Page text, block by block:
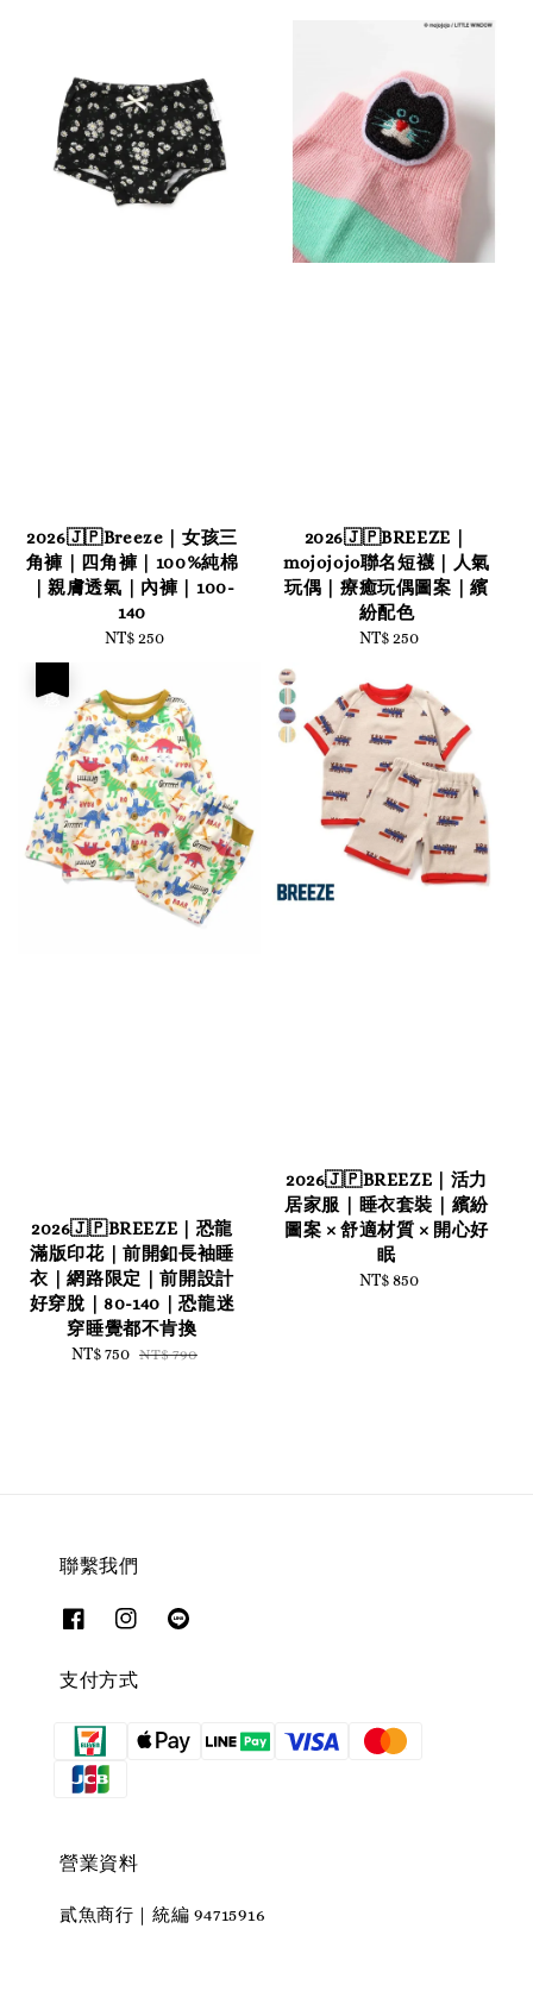
2026🇯🇵Breeze｜女孩三
角褲｜四角褲｜100%純棉
｜親膚透氣｜內褲｜100-
140
Regular
NT$ 250
2026🇯🇵BREEZE｜
mojojojo聯名短襪｜人氣
玩偶｜療癒玩偶圖案｜繽
紛配色
Regular
NT$ 250
2026🇯🇵BREEZE｜恐龍
滿版印花｜前開釦長袖睡
衣｜網路限定｜前開設計
好穿脫｜80-140｜恐龍迷
穿睡覺都不肯換
Sale
NT$ 750 Regular
NT$ 790
2026🇯🇵BREEZE｜活力
居家服｜睡衣套裝｜繽紛
圖案 × 舒適材質 × 開心好
眠
Regular
NT$ 850
聯繫我們
支付方式
營業資料
貳魚商行｜統編 94715916